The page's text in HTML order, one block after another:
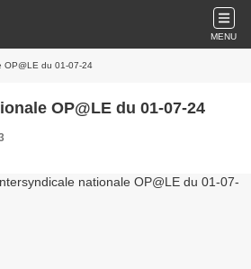
MENU
OP@LE du 01-07-24
OP@LE du 01-07-24